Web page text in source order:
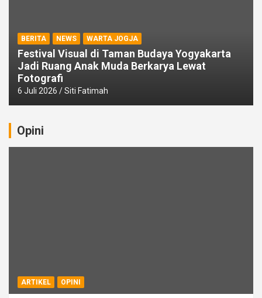
BERITA NEWS WARTA JOGJA
Festival Visual di Taman Budaya Yogyakarta
Jadi Ruang Anak Muda Berkarya Lewat
Fotografi
6 Juli 2026 Siti Fatimah
Opini
ARTIKEL OPINI